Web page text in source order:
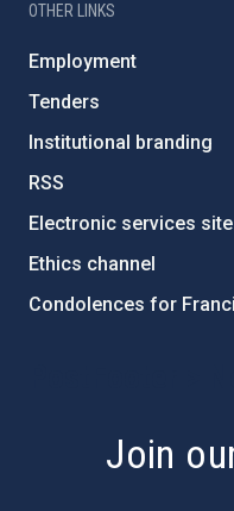
OTHER LINKS
Employment
Tenders
Institutional branding
RSS
Electronic services site
Ethics channel
Condolences for
Join